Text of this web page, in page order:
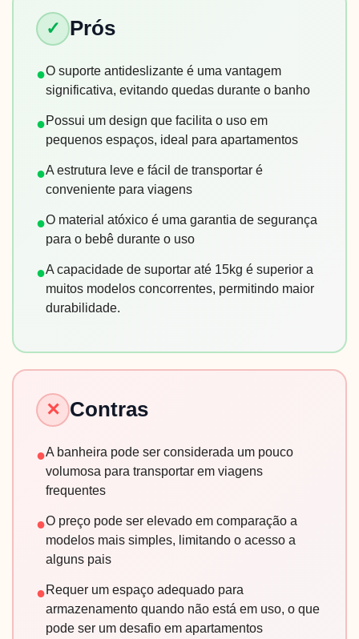
✓ Prós
●O suporte antideslizante é uma vantagem
significativa, evitando quedas durante o banho
●Possui um design que facilita o uso em
pequenos espaços, ideal para apartamentos
●A estrutura leve e fácil de transportar é
conveniente para viagens
●O material atóxico é uma garantia de segurança
para o bebê durante o uso
●A capacidade de suportar até 15kg é superior a
muitos modelos concorrentes, permitindo maior
durabilidade.
✕ Contras
●A banheira pode ser considerada um pouco
volumosa para transportar em viagens
frequentes
●O preço pode ser elevado em comparação a
modelos mais simples, limitando o acesso a
alguns pais
●Requer um espaço adequado para
armazenamento quando não está em uso, o que
pode ser um desafio em apartamentos